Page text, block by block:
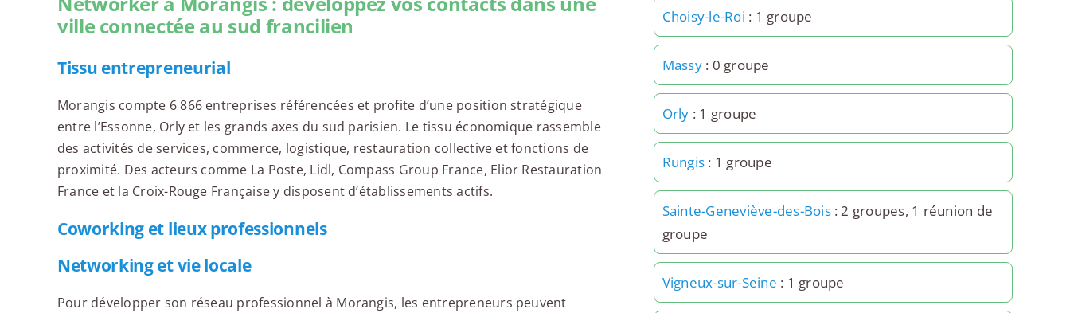
ville connectée au sud francilien
Tissu entrepreneurial
Morangis compte 6 866 entreprises référencées et profite d’une position stratégique
entre l’Essonne, Orly et les grands axes du sud parisien. Le tissu économique rassemble
des activités de services, commerce, logistique, restauration collective et fonctions de
proximité. Des acteurs comme La Poste, Lidl, Compass Group France, Elior Restauration
France et la Croix-Rouge Française y disposent d’établissements actifs.
Coworking et lieux professionnels
Networking et vie locale
Pour développer son réseau professionnel à Morangis, les entrepreneurs peuvent
Choisy-le-Roi : 1 groupe
Massy: 0 groupe
Orly : 1 groupe
Rungis : 1 groupe
Sainte-Geneviève-des-Bois: 2 groupes, 1 réunion de
groupe
Vigneux-sur-Seine : 1 groupe